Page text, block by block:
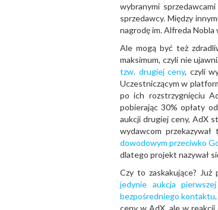
wybranymi
sprzedawcy. Między
nagrodę im. Alfreda Nobla
Ale mogą być też
maksimum, czyli nie
tzw. drugiej ceny, czyli
Uczestniczącym w
po ich rozstrzygnięciu
pobierając 30% opłaty
aukcji drugiej ceny, AdX
wydawcom
dowodowym przeciwko
dlatego projekt nazywał
Czy to zaskakujące?
jedynie aukcja
bezpośredniego kontaktu
ceny w AdX, ale w